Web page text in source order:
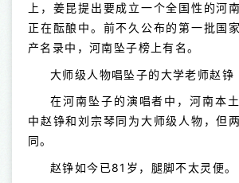
上，姜昆提出要成立一个全国性的河
正在酝酿中。前不久公布的第一批国
产名录中，河南坠子榜上有名。
大师级人物唱坠子的大学老师赵铮
在河南坠子的演唱者中，河南本
中赵铮和刘宗琴同为大师级人物，但
同。
赵铮如今已81岁，腿脚不太灵